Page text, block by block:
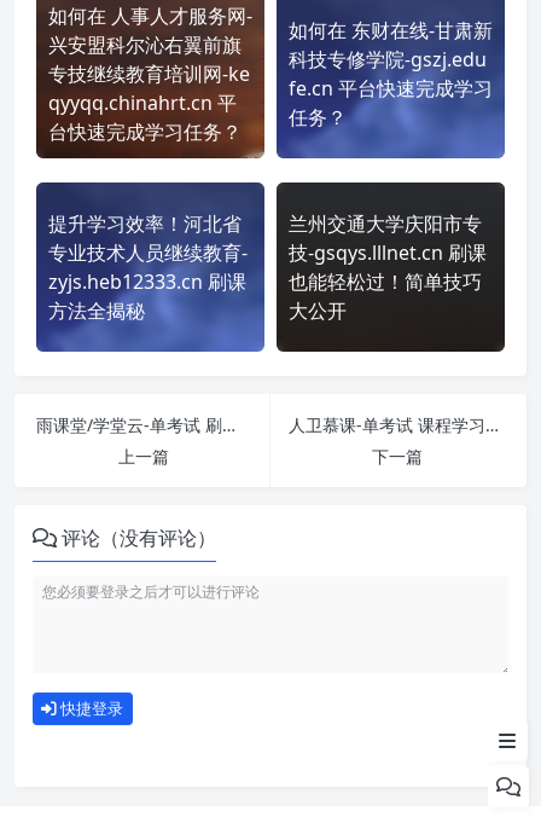
如何在 人事人才服务网-
兴安盟科尔沁右翼前旗
专技继续教育培训网-ke
qyyqq.chinahrt.cn 平
台快速完成学习任务？
如何在 东财在线-甘肃新
科技专修学院-gszj.edu
fe.cn 平台快速完成学习
任务？
提升学习效率！河北省
专业技术人员继续教育-
zyjs.heb12333.cn 刷课
方法全揭秘
兰州交通大学庆阳市专
技-gsqys.lllnet.cn 刷课
也能轻松过！简单技巧
大公开
雨课堂/学堂云-单考试 刷课也能轻松过！简单技巧大公开
上一篇
人卫慕课-单考试 课程学习无压力！教你高效刷题技巧
下一篇
评论（没有评论）
快捷登录